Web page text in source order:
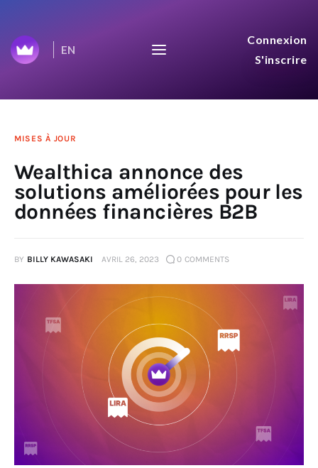
EN
Connexion
S'inscrire
Journey to $100B :
Accueil
Top 50
Mises à Jour
MISES À JOUR
Wealthica annonce des
solutions améliorées pour les
données financières B2B
BY BILLY KAWASAKI AVRIL 26, 2023 0 COMMENTS